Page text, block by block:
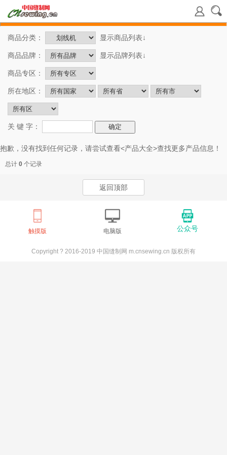
商品分类： 显示商品列表↓
商品品牌： 显示品牌列表↓
商品专区：
所在地区：
关 键 字：
抱歉，没有找到任何记录，请尝试查看<产品大全>查找更多产品信息！
总计 0 个记录
返回顶部
触摸版 电脑版 公众号
Copyright ? 2016-2019 中国缝制网 m.cnsewing.cn 版权所有